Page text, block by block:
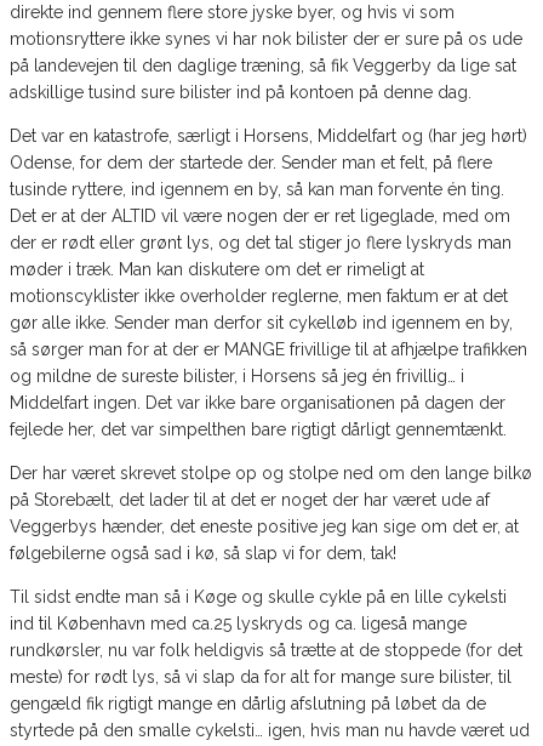
direkte ind gennem flere store jyske byer, og hvis vi som
motionsryttere ikke synes vi har nok bilister der er sure på os ude
på landevejen til den daglige træning, så fik Veggerby da lige sat
adskillige tusind sure bilister ind på kontoen på denne dag.
Det var en katastrofe, særligt i Horsens, Middelfart og (har jeg hørt)
Odense, for dem der startede der. Sender man et felt, på flere
tusinde ryttere, ind igennem en by, så kan man forvente én ting.
Det er at der ALTID vil være nogen der er ret ligeglade, med om
der er rødt eller grønt lys, og det tal stiger jo flere lyskryds man
møder i træk. Man kan diskutere om det er rimeligt at
motionscyklister ikke overholder reglerne, men faktum er at det
gør alle ikke. Sender man derfor sit cykelløb ind igennem en by,
så sørger man for at der er MANGE frivillige til at afhjælpe trafikken
og mildne de sureste bilister, i Horsens så jeg én frivillig… i
Middelfart ingen. Det var ikke bare organisationen på dagen der
fejlede her, det var simpelthen bare rigtigt dårligt gennemtænkt.
Der har været skrevet stolpe op og stolpe ned om den lange bilkø
på Storebælt, det lader til at det er noget der har været ude af
Veggerbys hænder, det eneste positive jeg kan sige om det er, at
følgebilerne også sad i kø, så slap vi for dem, tak!
Til sidst endte man så i Køge og skulle cykle på en lille cykelsti
ind til København med ca.25 lyskryds og ca. ligeså mange
rundkørsler, nu var folk heldigvis så trætte at de stoppede (for det
meste) for rødt lys, så vi slap da for alt for mange sure bilister, til
gengæld fik rigtigt mange en dårlig afslutning på løbet da de
styrtede på den smalle cykelsti… igen, hvis man nu havde været ud